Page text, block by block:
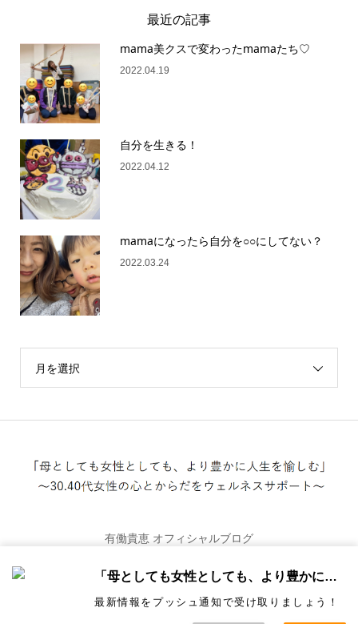
最近の記事
mama美クスで変わったmamaたち♡
2022.04.19
自分を生きる！
2022.04.12
mamaになったら自分を○○にしてない？
2022.03.24
月を選択
有働貴恵 オフィシャルブログ
うどうきえのブログ「母としても女性としても、より
「母としても女性としても、より豊かに人生を愉しむ」
最新情報をプッシュ通知で受け取りましょう！